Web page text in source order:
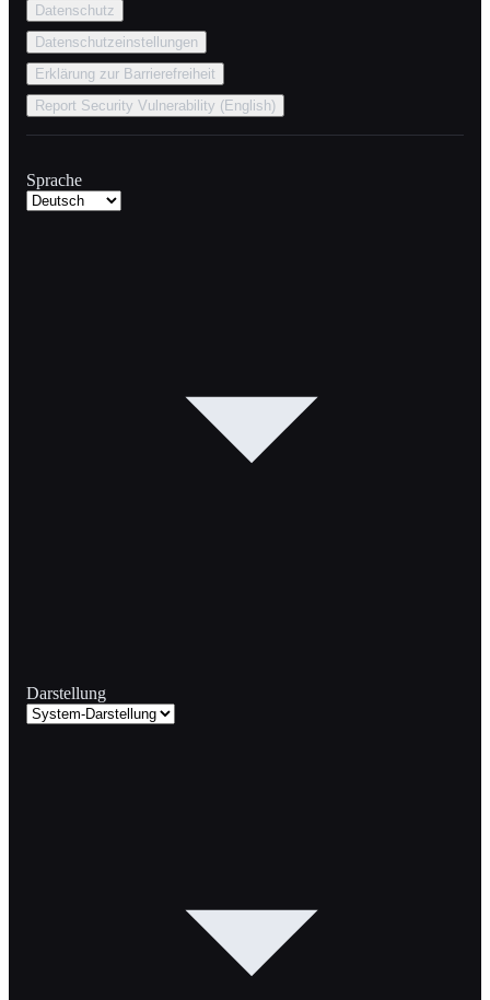
Datenschutz
Datenschutzeinstellungen
Erklärung zur Barrierefreiheit
Report Security Vulnerability (English)
Sprache
Darstellung